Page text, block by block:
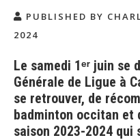
PUBLISHED BY
2024
Le samedi 1ᵉʳ juin se
Générale de Ligue à
se retrouver, de
badminton occitan et
saison 2023-2024 qui